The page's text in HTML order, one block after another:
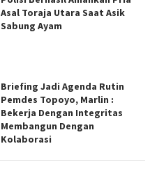
Asal Toraja Utara Saat Asik
Sabung Ayam
Briefing Jadi Agenda Rutin
Pemdes Topoyo, Marlin :
Bekerja Dengan Integritas
Membangun Dengan
Kolaborasi